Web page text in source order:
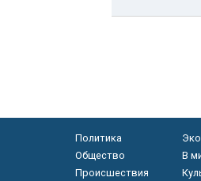
Политика
Общество
В
Происшествия